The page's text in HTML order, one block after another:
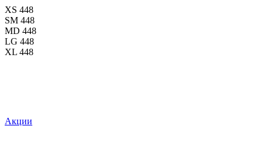
XS 448
SM 448
MD 448
LG 448
XL 448
Акции